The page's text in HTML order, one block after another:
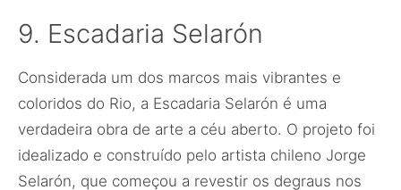
9. Escadaria Selarón
Considerada um dos marcos mais vibrantes e
coloridos do Rio, a Escadaria Selarón é uma
verdadeira obra de arte a céu aberto. O projeto foi
idealizado e construído pelo artista chileno Jorge
Selarón, que começou a revestir os degraus nos